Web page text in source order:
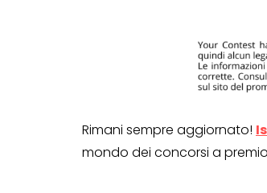
Rimani sempre aggiornato!
mondo dei concorsi a